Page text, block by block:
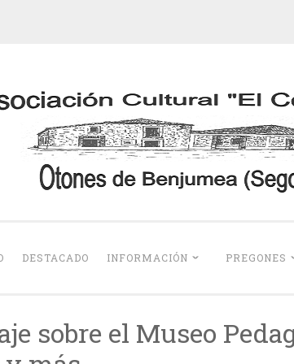
DESTACADO INFORMACIÓN PREGONES
sobre el Museo